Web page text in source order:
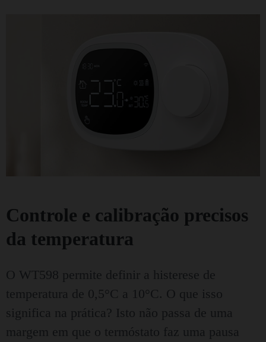
Controle e calibração precisos
da temperatura
O WT598 permite definir a histerese de
temperatura de 0,5°C a 10°C. O que isso
significa na prática? Isto não passa de uma
margem em que o termóstato faz uma pausa